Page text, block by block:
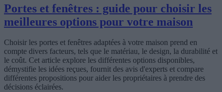
Portes et fenêtres : guide pour choisir les
meilleures options pour votre maison
Choisir les portes et fenêtres adaptées à votre maison prend en
compte divers facteurs, tels que le matériau, le design, la durabilité et
le coût. Cet article explore les différentes options disponibles,
démystifie les idées reçues, fournit des avis d'experts et compare
différentes propositions pour aider les propriétaires à prendre des
décisions éclairées.